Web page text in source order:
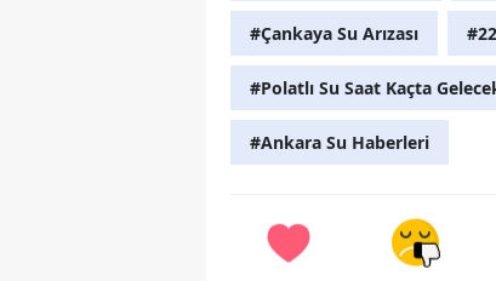
#Çankaya Su Arızası
#Polatlı Su Saat Kaçta
#Ankara Su Haberleri